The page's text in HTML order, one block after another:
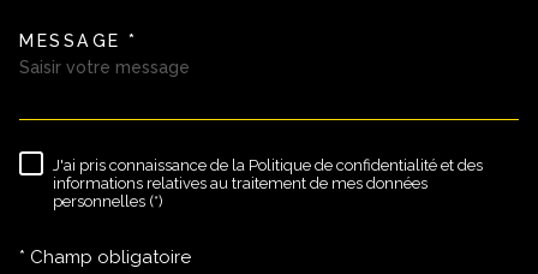
MESSAGE *
RÈGLEMENTATION
J'ai pris connaissance de la Politique de confidentialité et des
informations relatives au traitement de mes données
personnelles (*)
* Champ obligatoire